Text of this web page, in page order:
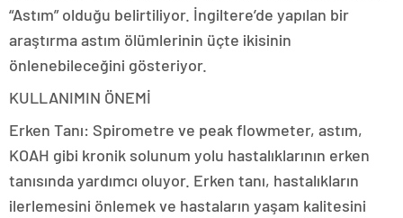
“Astım” olduğu belirtiliyor. İngiltere’de yapılan bir
araştırma astım ölümlerinin üçte ikisinin
önlenebileceğini gösteriyor.
KULLANIMIN ÖNEMİ
Erken Tanı: Spirometre ve peak flowmeter, astım,
KOAH gibi kronik solunum yolu hastalıklarının erken
tanısında yardımcı oluyor. Erken tanı, hastalıkların
ilerlemesini önlemek ve hastaların yaşam kalitesini